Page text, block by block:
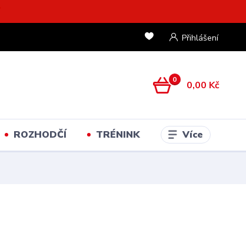
Přihlášení
0 0,00 Kč
ROZHODČÍ TRÉNINK Více